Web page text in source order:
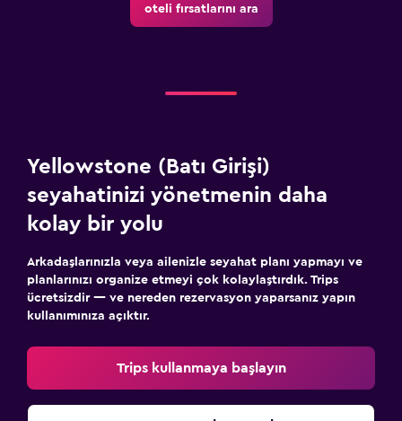
oteli fırsatlarını ara
Yellowstone (Batı Girişi)
seyahatinizi yönetmenin daha
kolay bir yolu
Arkadaşlarınızla veya ailenizle seyahat planı yapmayı ve
planlarınızı organize etmeyi çok kolaylaştırdık. Trips
ücretsizdir — ve nereden rezervasyon yaparsanız yapın
kullanımınıza açıktır.
Trips kullanmaya başlayın